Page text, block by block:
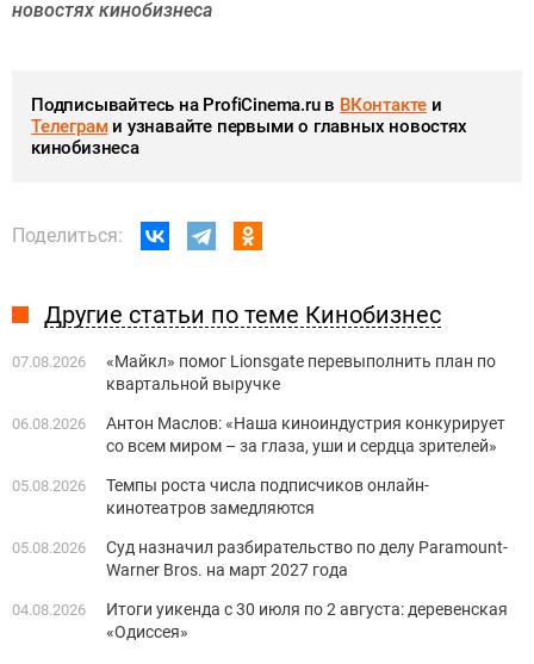
новостях кинобизнеса
Подписывайтесь на ProfiCinema.ru в ВКонтакте и
Телеграми узнавайте первыми о главных новостях
кинобизнеса
Поделиться:
Другие статьи по теме Кинобизнес
07.08.2026
«Майкл» помог Lionsgate перевыполнить план по
квартальной выручке
06.08.2026
Антон Маслов: «Наша киноиндустрия конкурирует
со всем миром – за глаза, уши и сердца зрителей»
05.08.2026
Темпы роста числа подписчиков онлайн-
кинотеатров замедляются
05.08.2026
Суд назначил разбирательство по делу Paramount-
Warner Bros. на март 2027 года
04.08.2026
Итоги уикенда с 30 июля по 2 августа: деревенская
«Одиссея»